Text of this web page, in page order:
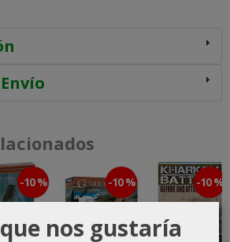
-10 % -10 % -10 %
nos gustaría